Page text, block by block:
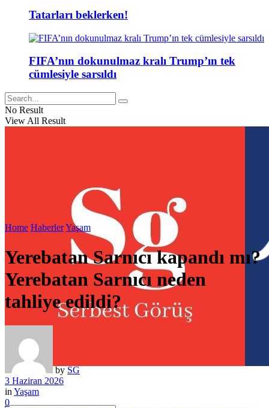
Tatarları beklerken!
FIFA’nın dokunulmaz kralı Trump’ın tek
cümlesiyle sarsıldı
No Result
View All Result
Home HaberlerYaşam
Yerebatan Sarnıcı kapandı mı?
Yerebatan Sarnıcı neden
tahliye edildi?
by SG
3 Haziran 2026
in Yaşam
0